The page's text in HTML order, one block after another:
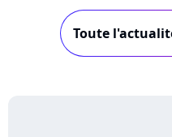
Toute